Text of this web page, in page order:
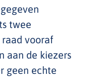
twee
vooraf
aan de kiezers
geen echte